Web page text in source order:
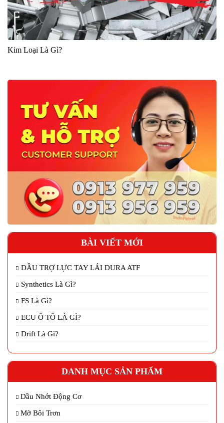
Kim Loại Là Gì?
BÀI VIẾT MỚI
DẦU TRỢ LỰC TAY LÁI DURA ATF
Synthetics Là Gì?
FS Là Gì?
ECU Ô TÔ LÀ GÌ?
Drift Là Gì?
DANH MỤC SẢN PHẨM
Dầu Nhớt Động Cơ
Mỡ Bôi Trơn